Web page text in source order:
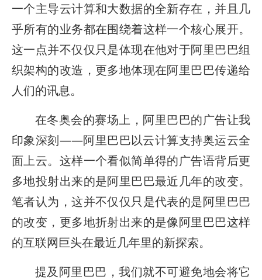
一个主导云计算和大数据的全新存在，并且几
乎所有的业务都在围绕着这样一个核心展开。
这一点并不仅仅只是体现在他对于阿里巴巴组
织架构的改造，更多地体现在阿里巴巴传递给
人们的讯息。
在冬奥会的赛场上，阿里巴巴的广告让我
印象深刻——阿里巴巴以云计算支持奥运云全
面上云。这样一个看似简单得的广告语背后更
多地投射出来的是阿里巴巴最近几年的改变。
笔者认为，这并不仅仅只是代表的是阿里巴巴
的改变，更多地折射出来的是像阿里巴巴这样
的互联网巨头在最近几年里的新探索。
提及阿里巴巴，我们就不可避免地会将它